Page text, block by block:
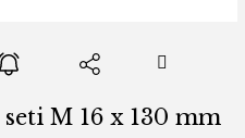
M 16 x 130 mm